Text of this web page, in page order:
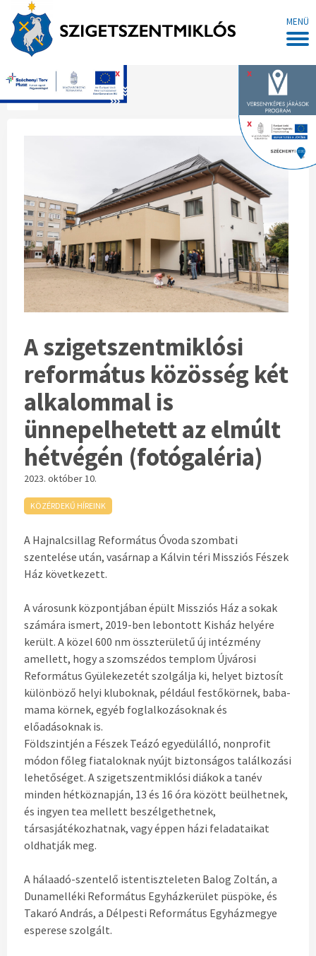
MENÜ
x
x
x
Főoldal
A szigetszentmiklósi
református közösség két
alkalommal is
ünnepelhetett az elmúlt
hétvégén (fotógaléria)
2023. október 10.
KÖZÉRDEKŰ HÍREINK
A Hajnalcsillag Református Óvoda szombati
szentelése után, vasárnap a Kálvin téri Missziós Fészek
Ház következett.
A városunk központjában épült Missziós Ház a sokak
számára ismert, 2019-ben lebontott Kisház helyére
került. A közel 600 nm összterületű új intézmény
amellett, hogy a szomszédos templom Újvárosi
Református Gyülekezetét szolgálja ki, helyet biztosít
különböző helyi kluboknak, például festőkörnek, baba-
mama körnek, egyéb foglalkozásoknak és
előadásoknak is.
Földszintjén a Fészek Teázó egyedülálló, nonprofit
módon főleg fiataloknak nyújt biztonságos találkozási
lehetőséget. A szigetszentmiklósi diákok a tanév
minden hétköznapján, 13 és 16 óra között beülhetnek,
és ingyen tea mellett beszélgethetnek,
társasjátékozhatnak, vagy éppen házi feladataikat
oldhatják meg.
A hálaadó-szentelő istentiszteleten Balog Zoltán, a
Dunamelléki Református Egyházkerület püspöke, és
Takaró András, a Délpesti Református Egyházmegye
esperese szolgált.